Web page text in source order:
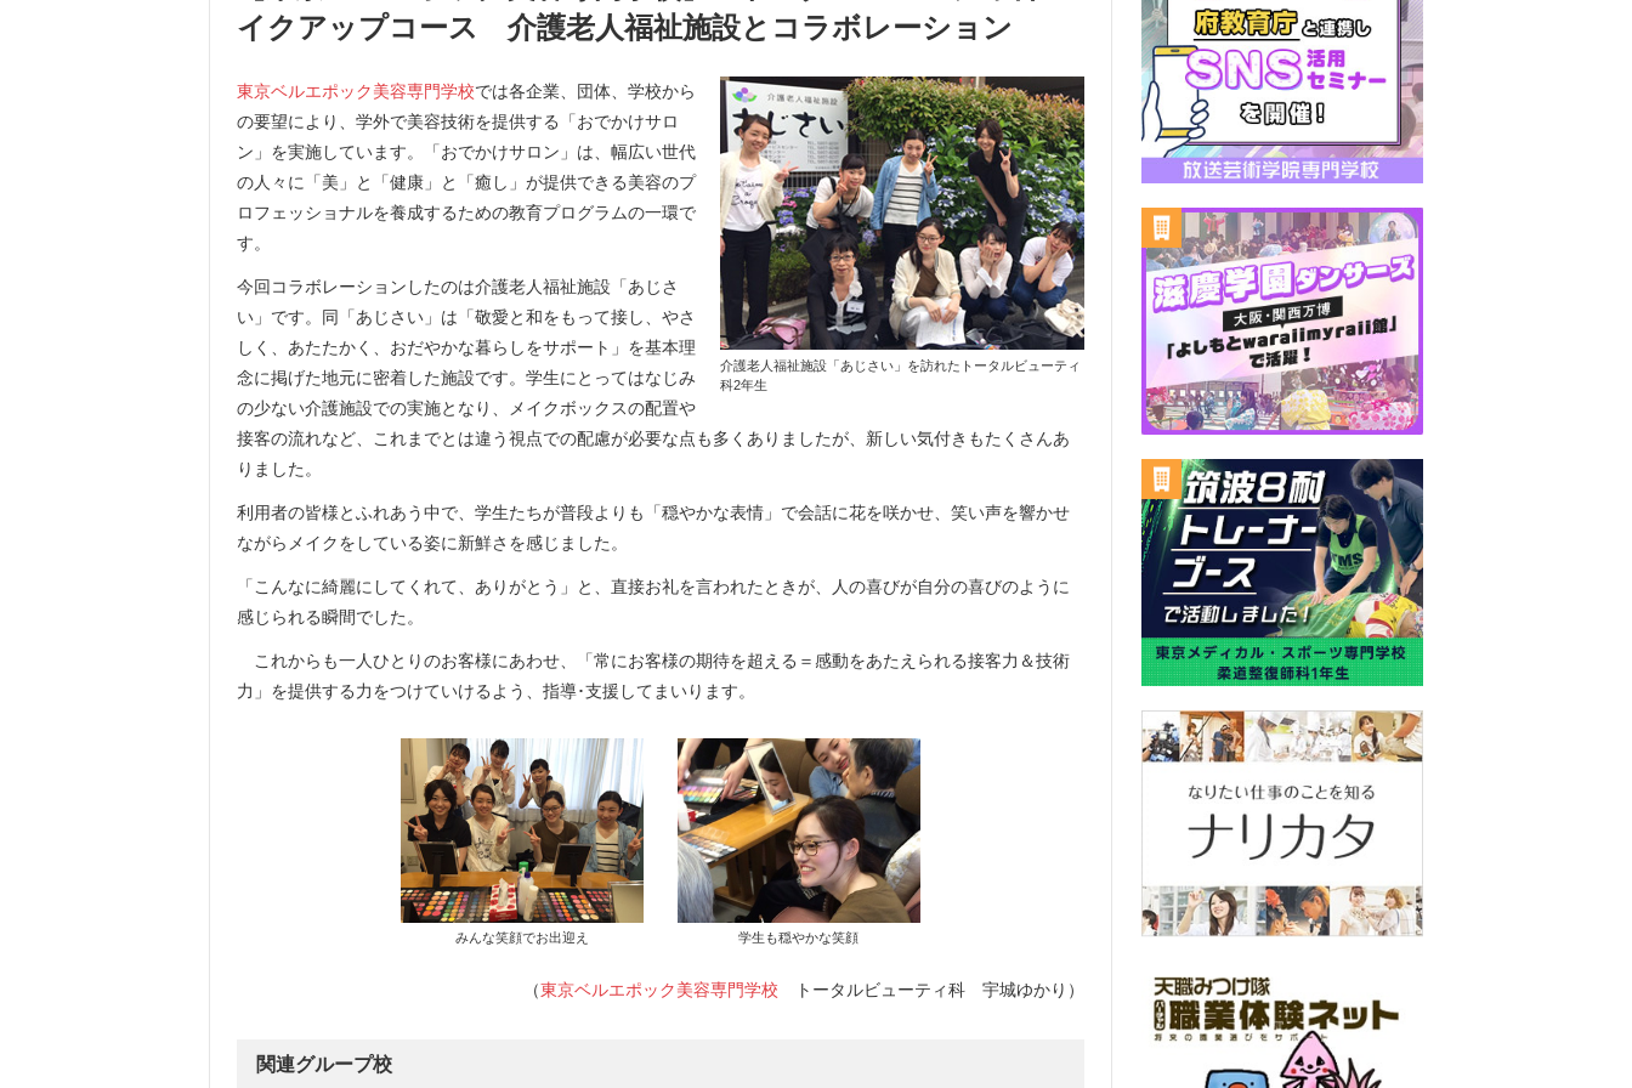
イクアップコース 介護老人福祉施設とコラボレーション
介護老人福祉施設「あじさい」を訪れたトータルビューティ
科2年生
東京ベルエポック美容専門学校では各企業、団体、学校から
の要望により、学外で美容技術を提供する「おでかけサロ
ン」を実施しています。「おでかけサロン」は、幅広い世代
の人々に「美」と「健康」と「癒し」が提供できる美容のプ
ロフェッショナルを養成するための教育プログラムの一環で
す。
今回コラボレーションしたのは介護老人福祉施設「あじさ
い」です。同「あじさい」は「敬愛と和をもって接し、やさ
しく、あたたかく、おだやかな暮らしをサポート」を基本理
念に掲げた地元に密着した施設です。学生にとってはなじみ
の少ない介護施設での実施となり、メイクボックスの配置や
接客の流れなど、これまでとは違う視点での配慮が必要な点も多くありましたが、新しい気付きもたくさんあ
りました。
利用者の皆様とふれあう中で、学生たちが普段よりも「穏やかな表情」で会話に花を咲かせ、笑い声を響かせ
ながらメイクをしている姿に新鮮さを感じました。
「こんなに綺麗にしてくれて、ありがとう」と、直接お礼を言われたときが、人の喜びが自分の喜びのように
感じられる瞬間でした。
これからも一人ひとりのお客様にあわせ、「常にお客様の期待を超える＝感動をあたえられる接客力＆技術
力」を提供する力をつけていけるよう、指導･支援してまいります。
みんな笑顔でお出迎え 学生も穏やかな笑顔
（東京ベルエポック美容専門学校 トータルビューティ科 宇城ゆかり）
関連グループ校